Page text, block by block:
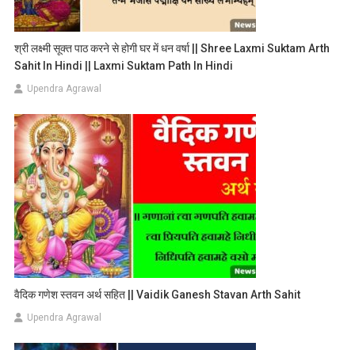
श्री लक्ष्मी सूक्त पाठ करने से होगी घर में धन वर्षा || Shree Laxmi Suktam Arth
Sahit In Hindi || Laxmi Suktam Path In Hindi
Upendra Agrawal
वैदिक गणेश स्तवन अर्थ सहित || Vaidik Ganesh Stavan Arth Sahit
Upendra Agrawal